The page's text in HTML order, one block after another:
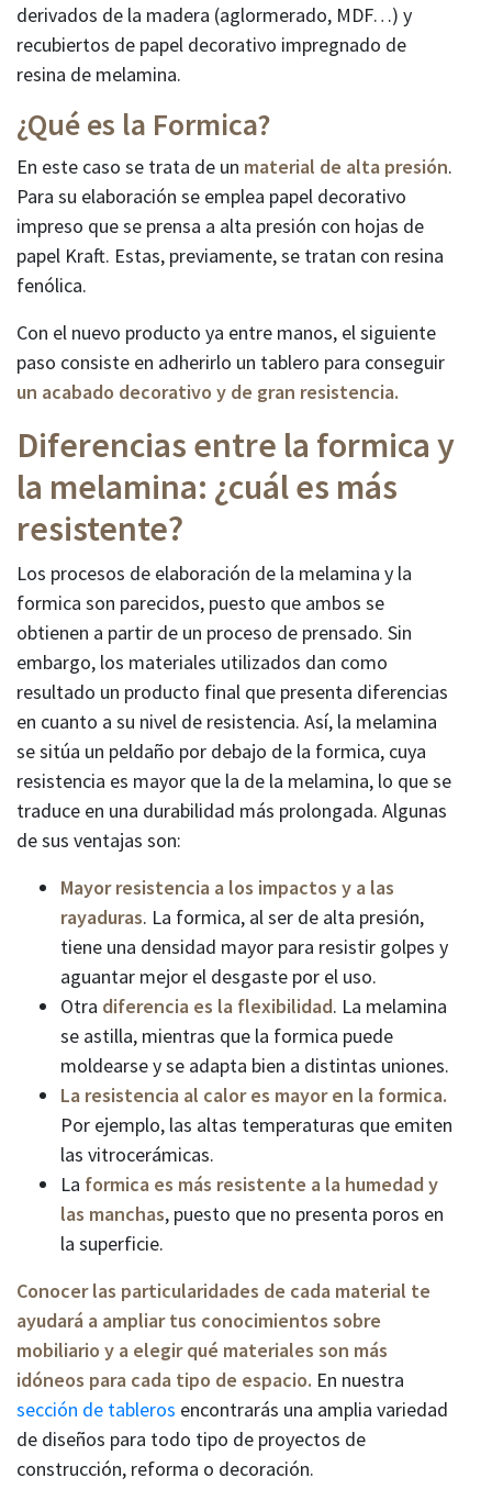
derivados de la madera (aglormerado, MDF…) y
recubiertos de papel decorativo impregnado de
resina de melamina.
¿Qué es la Formica?
En este caso se trata de un material de alta presión.
Para su elaboración se emplea papel decorativo
impreso que se prensa a alta presión con hojas de
papel Kraft. Estas, previamente, se tratan con resina
fenólica.
Con el nuevo producto ya entre manos, el siguiente
paso consiste en adherirlo un tablero para conseguir
un acabado decorativo y de gran resistencia.
Diferencias entre la formica y
la melamina: ¿cuál es más
resistente?
Los procesos de elaboración de la melamina y la
formica son parecidos, puesto que ambos se
obtienen a partir de un proceso de prensado. Sin
embargo, los materiales utilizados dan como
resultado un producto final que presenta diferencias
en cuanto a su nivel de resistencia. Así, la melamina
se sitúa un peldaño por debajo de la formica, cuya
resistencia es mayor que la de la melamina, lo que se
traduce en una durabilidad más prolongada. Algunas
de sus ventajas son:
Mayor resistencia a los impactos y a las
rayaduras. La formica, al ser de alta presión,
tiene una densidad mayor para resistir golpes y
aguantar mejor el desgaste por el uso.
Otra diferencia es la flexibilidad. La melamina
se astilla, mientras que la formica puede
moldearse y se adapta bien a distintas uniones.
La resistencia al calor es mayor en la formica.
Por ejemplo, las altas temperaturas que emiten
las vitrocerámicas.
La formica es más resistente a la humedad y
las manchas, puesto que no presenta poros en
la superficie.
Conocer las particularidades de cada material te
ayudará a ampliar tus conocimientos sobre
mobiliario y a elegir qué materiales son más
idóneos para cada tipo de espacio. En nuestra
sección de tableros encontrarás una amplia variedad
de diseños para todo tipo de proyectos de
construcción, reforma o decoración.